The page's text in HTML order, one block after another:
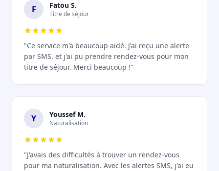
F Fatou S.
Titre de séjour
"Ce service m'a beaucoup aidé. J'ai reçu une alerte
par SMS, et j'ai pu prendre rendez-vous pour mon
titre de séjour. Merci beaucoup !"
Y Youssef M.
Naturalisation
"J'avais des difficultés à trouver un rendez-vous
pour ma naturalisation. Avec les alertes SMS, j'ai eu